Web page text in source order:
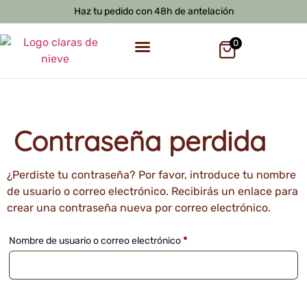
Haz tu pedido con 48h de antelación
0
Contraseña perdida
¿Perdiste tu contraseña? Por favor, introduce tu nombre
de usuario o correo electrónico. Recibirás un enlace para
crear una contraseña nueva por correo electrónico.
Nombre de usuario o correo electrónico*